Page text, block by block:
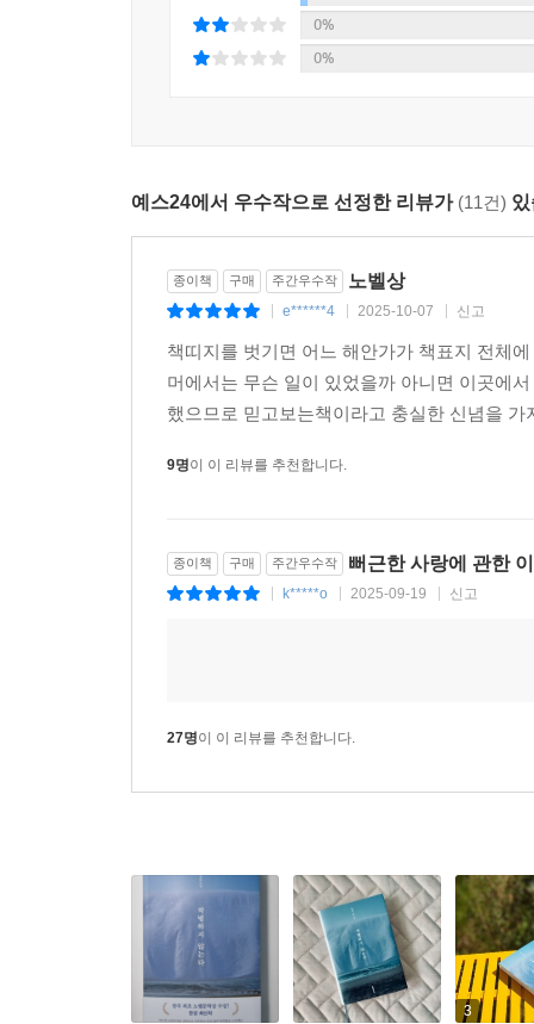
꿈이란 건 무서운 거야.
뻐근한 사랑이 살갗을 타고 스며들었던 걸 기억
--- p.311
하지만 죽음이 이렇게 생생할 수 있나.
0%
0%
예스24에서 우수작으로 선정한 리뷰가 (11건)
종이책 구매 주간우수작 노벨상
e******4 2025-10-07 신고
책띠지를 벗기면 어느 해안가가 책표지 전체
머에서는 무슨 일이 있었을까 아니면 이곳에
했으므로 믿고보는책이라고 충실한 신념을
9명이 이 리뷰를 추천합니다.
종이책 구매 주간우수작 뻐근한 사랑에 관한
k*****o 2025-09-19 신고
27명이 이 리뷰를 추천합니다.
3